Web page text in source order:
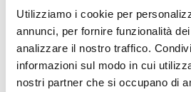
Utilizziamo i cookie per
annunci, per fornire funzionalità
analizzare il nostro traffico.
informazioni sul modo in cui
nostri partner che si occupano di
schaft
215,00 €
-60%
86,00 €
74,50